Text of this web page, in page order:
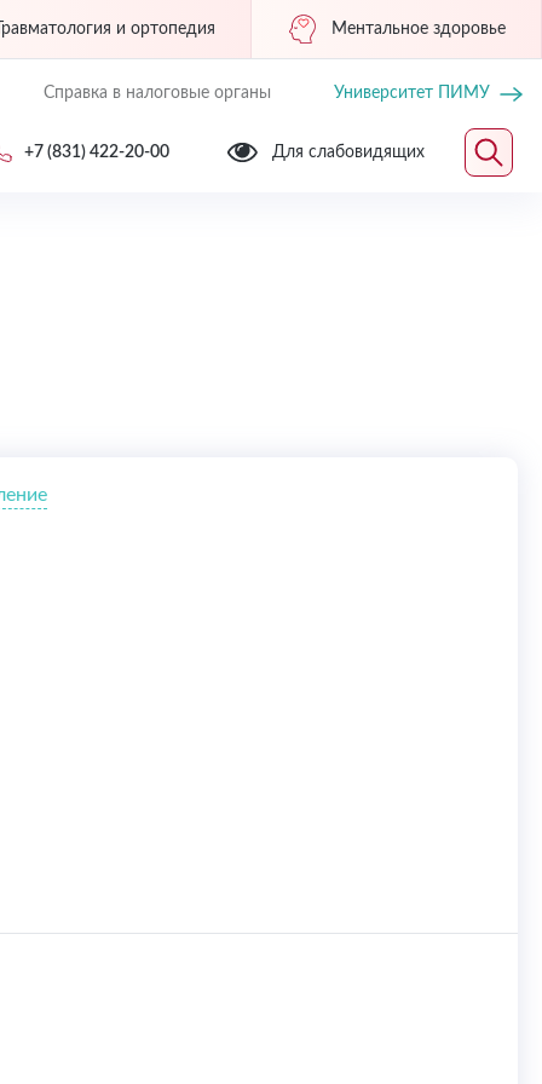
Травматология и ортопедия Ментальное здоровье
Справка в налоговые органы Университет ПИМУ
+7 (831) 422-20-00 Для слабовидящих